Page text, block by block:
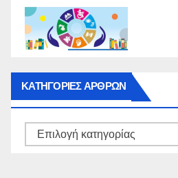
ΚΑΤΗΓΟΡΙΕΣ ΑΡΘΡΩΝ
ΚΑΤΗΓΟΡΙΕΣ